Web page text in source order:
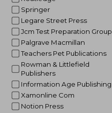
Springer
Legare Street Press
Jcm Test Preparation Group
Palgrave Macmillan
Teachers Pet Publications
Rowman & Littlefield
Publishers
Information Age Publishing
Xamonline Com
Notion Press